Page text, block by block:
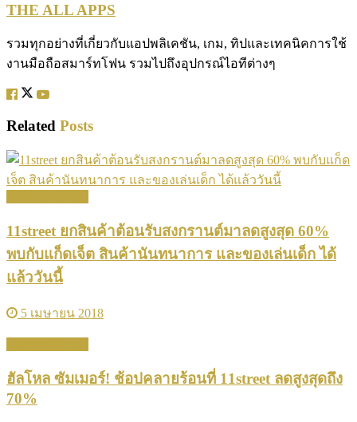
THE ALL APPS
รวมทุกอย่างที่เกี่ยวกับแอปพลิเคชัน, เกม, ทิปและเทคนิคการใช้
งานมือถือสมาร์ทโฟน รวมไปถึงอุปกรณ์ไอทีต่างๆ
Related Posts
11street ยกสินค้าต้อนรับสงกรานต์มาลดสูงสุด 60%
พบกับแก็ดเจ็ต สินค้านันทนาการ และของเล่นเด็ก ได้
แล้ววันนี้
5 เมษายน 2018
ฮัลโหล ซัมเมอร์! ช้อปคลายร้อนที่ 11street ลดสูงสุดถึง
70%